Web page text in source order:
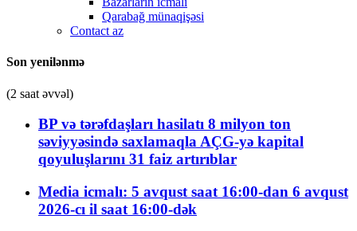
Qarabağ münaqişəsi
Contact az
Son yenilənmə
(2 saat əvvəl)
BP və tərəfdaşları hasilatı 8 milyon ton
səviyyəsində saxlamaqla AÇG-yə kapital
qoyuluşlarını 31 faiz artırıblar
Media icmalı: 5 avqust saat 16:00-dan 6 avqust
2026-cı il saat 16:00-dək